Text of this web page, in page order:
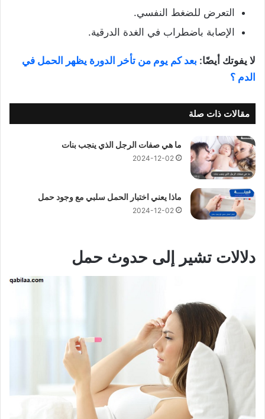
التعرض للضغط النفسي.
الإصابة باضطراب في الغدة الدرقية.
لا يفوتك أيضًا: بعد كم يوم من تأخر الدورة يظهر الحمل في
الدم ؟
مقالات ذات صلة
ما هي صفات الرجل الذي ينجب بنات
2024-12-02
ماذا يعني اختبار الحمل سلبي مع وجود حمل
2024-12-02
دلالات تشير إلى حدوث حمل